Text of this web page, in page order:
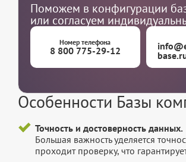
Поможем в конфигурации
или согласуем
Номер телефона
8 800 775-29-12
Особенности Базы
Точность и достоверность данных.
Большая важность уделяется
проходит проверку, что